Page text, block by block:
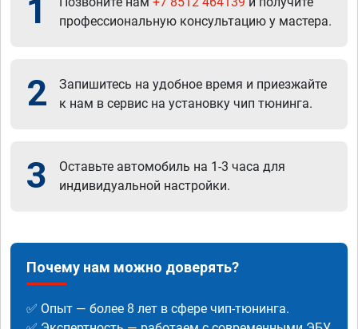
1
профессиональную консультацию у мастера.
2
Запишитесь на удобное время и приезжайте
к нам в сервис на установку чип тюнинга.
3
Оставьте автомобиль на 1-3 часа для
индивидуальной настройки.
Почему нам можно доверять?
✅ Опыт — более 8 лет в сфере чип-тюнинга.